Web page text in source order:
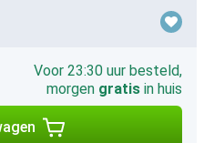
Voor 23:30 uur besteld,
morgen gratis in huis